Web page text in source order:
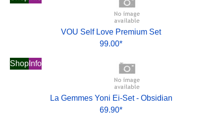
VOU Self Love Premium Set
99.00*
Shop Info
La Gemmes Yoni Ei-Set - Obsidian
69.90*